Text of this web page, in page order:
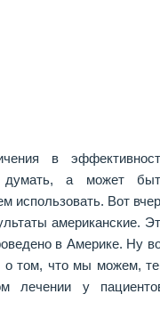
в
думать, а может
использовать. Вот
американские.
в Америке. Ну
о том, что мы можем,
лечении у